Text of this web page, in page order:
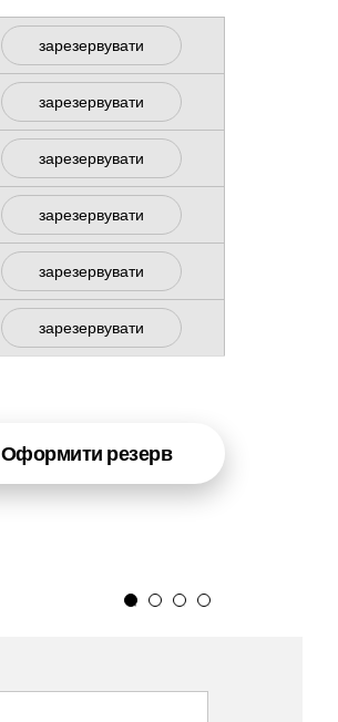
зарезервувати
зарезервувати
зарезервувати
зарезервувати
зарезервувати
зарезервувати
Оформити резерв